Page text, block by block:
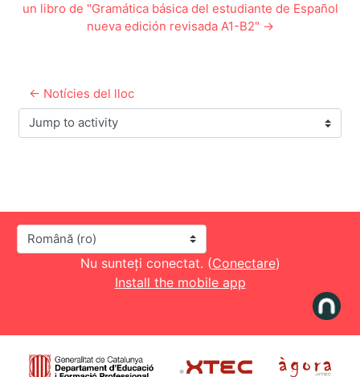
un libro de "Gramática básica del estudiante de Español
nueva edición revisada A1-B2" →
← Notícies del lloc
Jump to activity
Limbă
Nu sunteți conectat. (Conectare)
Install the mobile app